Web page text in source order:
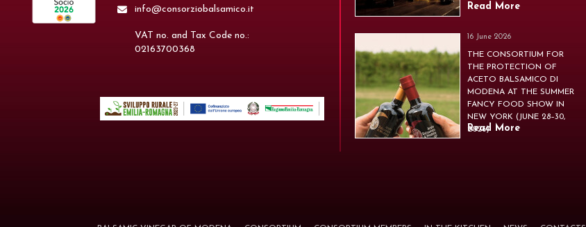
info@consorziobalsamico.it
VAT no. and Tax Code no.:
02163700368
Read More
16 June 2026
THE CONSORTIUM FOR
THE PROTECTION OF
ACETO BALSAMICO DI
MODENA AT THE SUMMER
FANCY FOOD SHOW IN
NEW YORK (JUNE 28–30,
2026)
Read More